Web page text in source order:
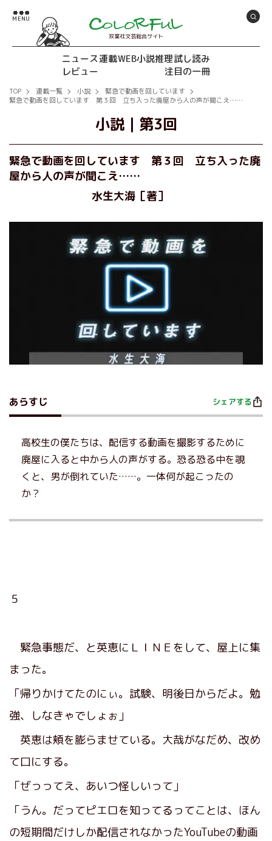
双葉社文芸総合サイト
ニュース連載WEB小説推理試し読み
レビュー
注目の一冊
TOP 連載一覧 小説
緊急で動画を回しています
緊急で動画を回しています 第３回 立ち入った廃屋から人の声が聞こえ……
小説｜ 第3回
緊急で動画を回しています 第３回 立ち入った廃
屋から人の声が聞こえ……
水生大海［著］
あらすじ シェアする
高校生の僕たちは、配信する動画を撮影するために
廃屋に入ると中から人の声がする。恐る恐る中を覗
くと、男が倒れていた……。一体何が起こったの
か？
５
緊急事態だ、と英恵にＬＩＮＥをして、屋上に集
まった。
「帰りかけてたのにぃ。試験、明後日からだよ。勉
強、しなきゃでしょぉ」
英恵は頬を膨らませている。大哉がなだめ、改め
て口にする。
「ぜっってえ、あいつ怪しいって」
「うん。だってピエロを知ってるってことは、ほん
の短期間だけしか配信されなかったYouTubeの動画